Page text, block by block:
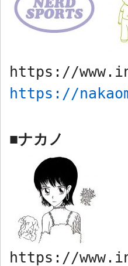
https://
https://
■ナカノ
https://